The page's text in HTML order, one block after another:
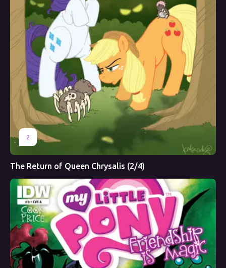
2
The Return of Queen Chrysalis (2/4)